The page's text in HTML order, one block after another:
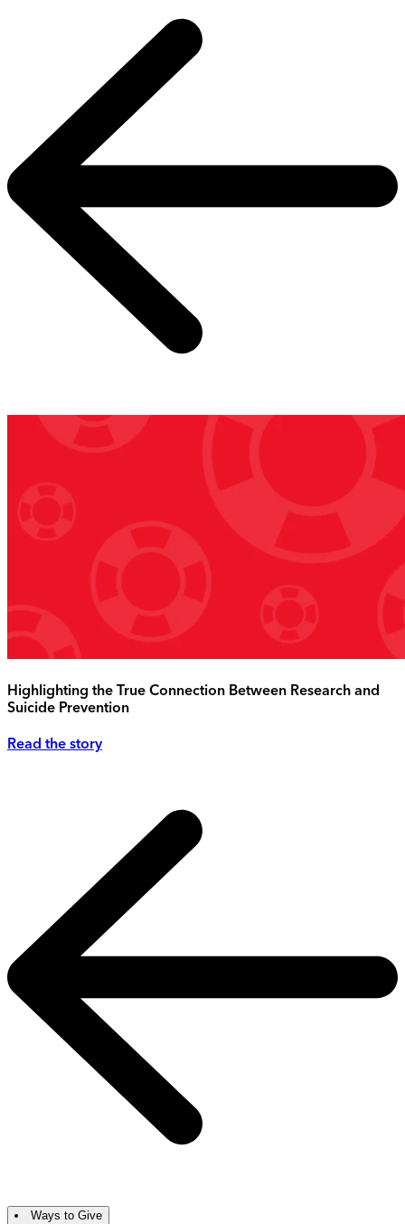
Highlighting the True Connection Between Research and
Suicide Prevention
Read the story
Ways to Give